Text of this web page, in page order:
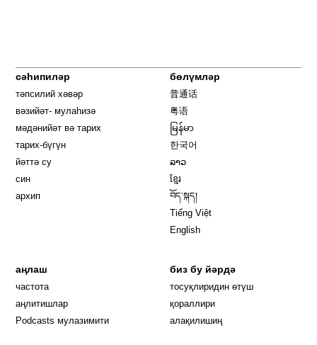
сәһипиләр
тәпсилий хәвәр
вәзийәт- мулаһизә
мәдәнийәт вә тарих
тарих-бүгүн
йәттә су
син
архип
бөлүмләр
普通话
粤语
မြန်မာ
한국어
ລາວ
ខ្មែរ
བོད་སྐད།
Tiếng Việt
English
аңлаш
частота
аңлитишлар
Podcasts мулазимити
биз бу йәрдә
тосуқлиридин өтүш
қораллири
алақилишиң